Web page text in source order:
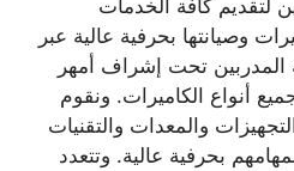
لتقديم كافة الخدمات
وصيانتها بحرفية عالية عبر
المدربين تحت إشراف أمهر
أنواع الكاميرات. ونقوم
والمعدات والتقنيات
بحرفية عالية. وتتعدد